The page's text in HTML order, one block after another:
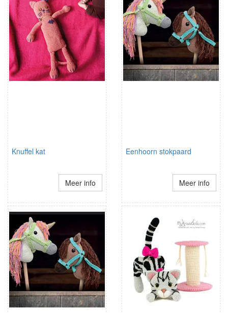
Knuffel kat
Meer info
Eenhoorn stokpaard
Meer info